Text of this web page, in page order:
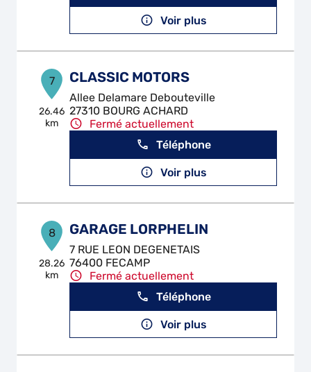
Voir plus
7
26.46
km
CLASSIC MOTORS
Allee Delamare Debouteville
27310 BOURG ACHARD
Fermé actuellement
Téléphone
Voir plus
8
28.26
km
GARAGE LORPHELIN
7 RUE LEON DEGENETAIS
76400 FECAMP
Fermé actuellement
Téléphone
Voir plus